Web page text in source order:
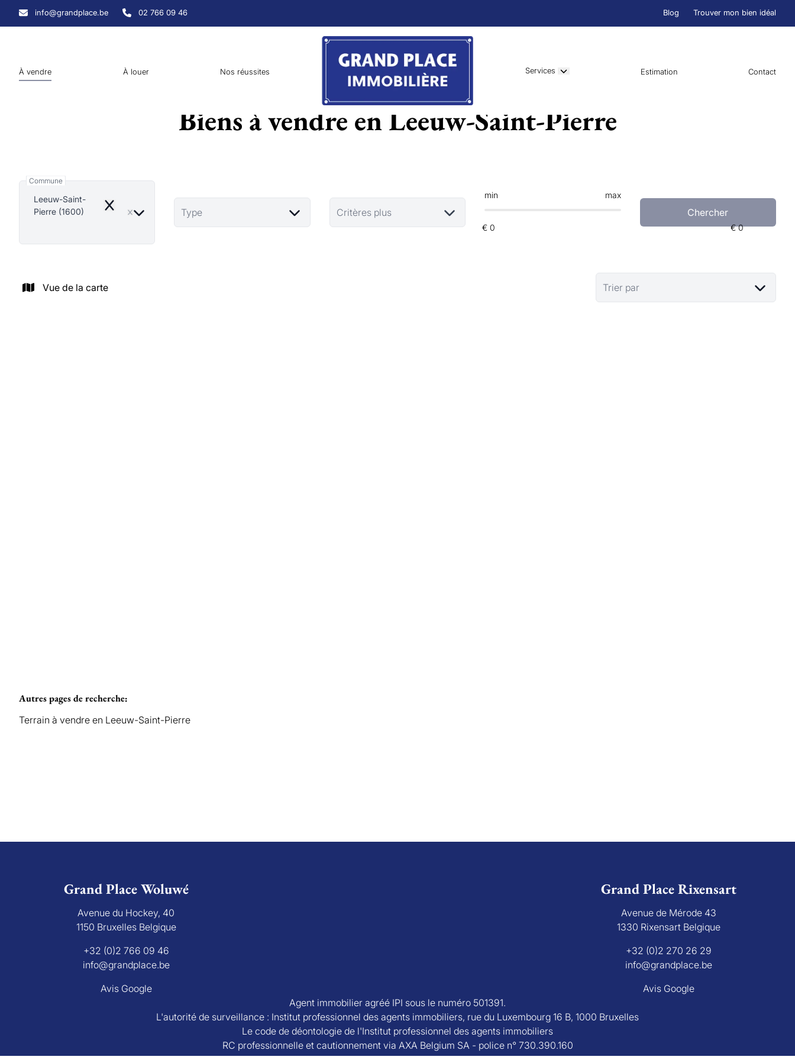
Aller au contenu principal
info@grandplace.be 02 766 09 46 Blog Trouver mon bien idéal
À vendre À louer Nos réussites Services Estimation Contact
Biens à vendre en Leeuw-Saint-Pierre
Commune
Leeuw-Saint-
Pierre (1600)
Remove Type Critères plus
min max
Chercher
Vue de la carte Trier par
Autres pages de recherche:
Terrain à vendre en Leeuw-Saint-Pierre
Grand Place Woluwé
Avenue du Hockey, 40
1150 Bruxelles Belgique
+32 (0)2 766 09 46
info@grandplace.be
Avis Google
Grand Place Rixensart
Avenue de Mérode 43
1330 Rixensart Belgique
+32 (0)2 270 26 29
info@grandplace.be
Avis Google
Agent immobilier agréé IPI sous le numéro 501391.
L'autorité de surveillance : Institut professionnel des agents immobiliers, rue du Luxembourg 16 B, 1000 Bruxelles
Le code de déontologie de l'Institut professionnel des agents immobiliers
RC professionnelle et cautionnement via AXA Belgium SA - police n° 730.390.160